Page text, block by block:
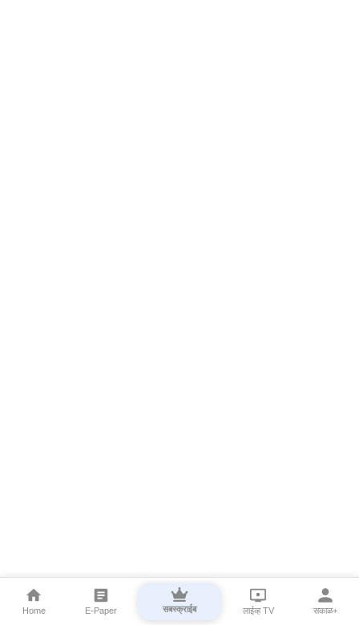
Home E-Paper सबस्क्राईब लाईव्ह TV सकाळ+